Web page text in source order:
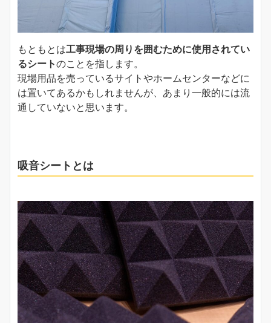
もともとは工事現場の周りを囲むために使用されてい
るシートのことを指します。
現場用品を売っているサイトやホームセンターなどに
は置いてあるかもしれませんが、あまり一般的には流
通していないと思います。
吸音シートとは